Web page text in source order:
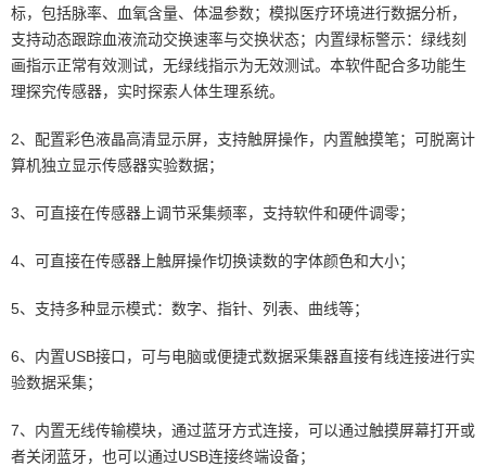
标，包括脉率、血氧含量、体温参数；模拟医疗环境进行数据分析，
支持动态跟踪血液流动交换速率与交换状态；内置绿标警示：绿线刻
画指示正常有效测试，无绿线指示为无效测试。本软件配合多功能生
理探究传感器，实时探索人体生理系统。
2、配置彩色液晶高清显示屏，支持触屏操作，内置触摸笔；可脱离计
算机独立显示传感器实验数据；
3、可直接在传感器上调节采集频率，支持软件和硬件调零；
4、可直接在传感器上触屏操作切换读数的字体颜色和大小；
5、支持多种显示模式：数字、指针、列表、曲线等；
6、内置USB接口，可与电脑或便捷式数据采集器直接有线连接进行实
验数据采集；
7、内置无线传输模块，通过蓝牙方式连接，可以通过触摸屏幕打开或
者关闭蓝牙，也可以通过USB连接终端设备；